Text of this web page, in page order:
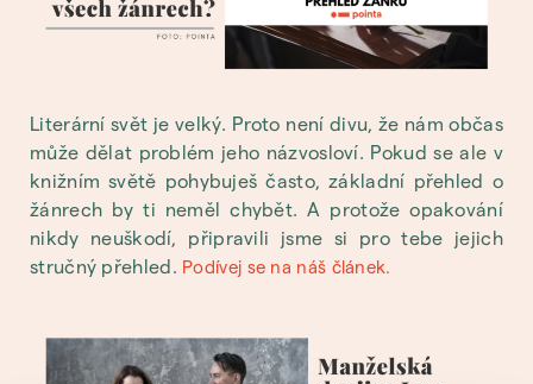
Literární svět je velký. Proto není divu, že nám občas
může dělat problém jeho názvosloví. Pokud se ale v
knižním světě pohybuješ často, základní přehled o
žánrech by ti neměl chybět. A protože opakování
nikdy neuškodí, připravili jsme si pro tebe jejich
stručný přehled. Podívej se na náš článek.